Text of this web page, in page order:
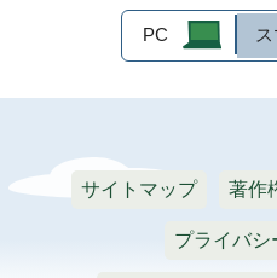
PC
サイトマップ 著作
プライバシ